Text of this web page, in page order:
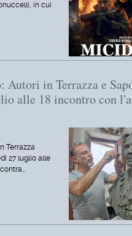
in cui
Autori in Terrazza e
alle 18 incontro con
Terrazza
27 luglio alle